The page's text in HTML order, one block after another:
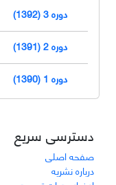
دوره 3 (1392)
دوره 2 (1391)
دوره 1 (1390)
دسترسی سریع
صفحه اصلی
درباره نشریه